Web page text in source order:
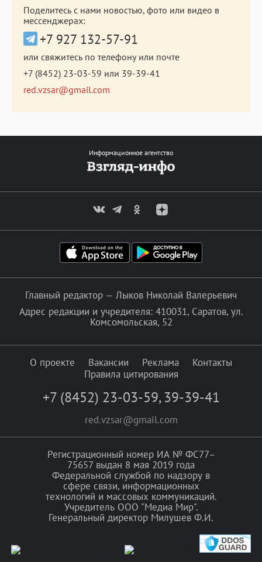
Поделитесь с нами новостью, фото или видео в
мессенджерах:
+7 927 132-57-91
или свяжитесь по телефону или почте
+7 (8452) 23-03-59 или 39-39-41
red.vzsar@gmail.com
Информационное агентство
Главный редактор — Лыков Николай Валерьевич
Адрес редакции и учредителя: 410031, Саратов, ул.
Комсомольская, 52
О проекте Вакансии Реклама
Контакты
Правила цитирования
+7 (8452) 23-03-59, 39-39-41
red.vzsar@gmail.com
Регистрационный номер ИА № ФС77–
75657 выдан 8 мая 2019 года
Федеральной службой по надзору в
сфере связи, информационных
технологий и массовых коммуникаций.
Учредитель ООО "Медиа Мир".
Генеральный директор Милушев Ф.И.